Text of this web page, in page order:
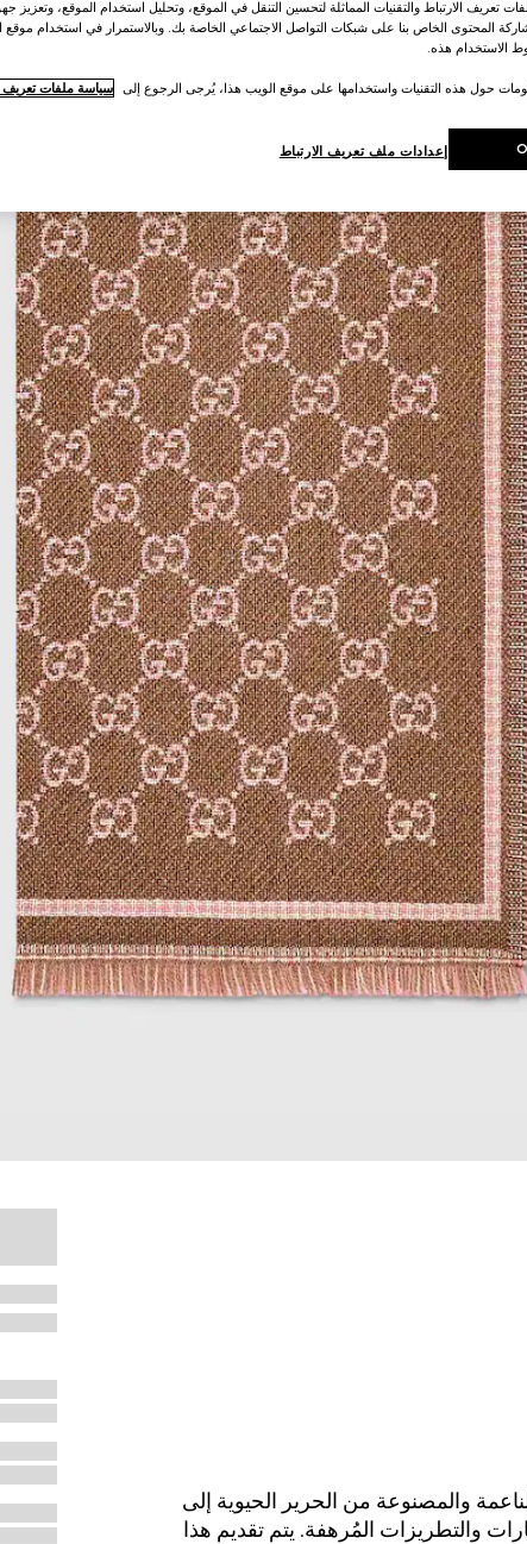
2025 للإكسسوارات الناعمة والمصنوعة من الحرير الحيوية إلى
والتطريزات المُرهفة. يتم تقديم هذا
تعريف الارتباط والتقنيات المماثلة لتحسين التنقل في الموقع، وتحليل استخدام الموقع، وتعزيز
المحتوى الخاص بنا على شبكات التواصل الاجتماعي الخاصة بك. وبالاستمرار في استخدام موقع
الاستخدام هذه.
حول هذه التقنيات واستخدامها على موقع الويب هذا، يُرجى الرجوع إلى سياسة ملفات تعريف
إعدادات ملف تعريف الارتباط